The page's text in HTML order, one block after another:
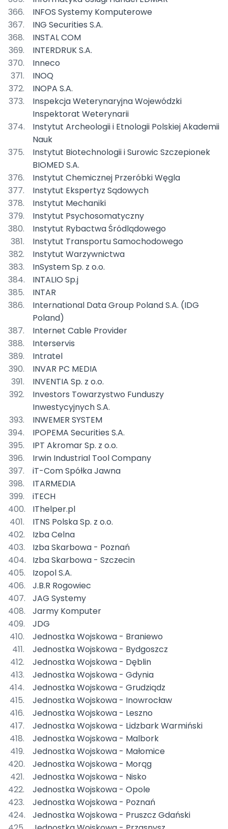
INFOS Systemy Komputerowe
ING Securities S.A.
INSTAL COM
INTERDRUK S.A.
Inneco
INOQ
INOPA S.A.
Inspekcja Weterynaryjna Wojewódzki
Inspektorat Weterynarii
Instytut Archeologii i Etnologii Polskiej Akademii
Nauk
Instytut Biotechnologii i Surowic Szczepionek
BIOMED S.A.
Instytut Chemicznej Przeróbki Węgla
Instytut Ekspertyz Sądowych
Instytut Mechaniki
Instytut Psychosomatyczny
Instytut Rybactwa Śródlądowego
Instytut Transportu Samochodowego
Instytut Warzywnictwa
InSystem Sp. z o.o.
INTALIO Sp.j
INTAR
International Data Group Poland S.A. (IDG
Poland)
Internet Cable Provider
Interservis
Intratel
INVAR PC MEDIA
INVENTIA Sp. z o.o.
Investors Towarzystwo Funduszy
Inwestycyjnych S.A.
INWEMER SYSTEM
IPOPEMA Securities S.A.
IPT Akromar Sp. z o.o.
Irwin Industrial Tool Company
iT-Com Spółka Jawna
ITARMEDIA
iTECH
IThelper.pl
ITNS Polska Sp. z o.o.
Izba Celna
Izba Skarbowa - Poznań
Izba Skarbowa - Szczecin
Izopol S.A.
J.B.R Rogowiec
JAG Systemy
Jarmy Komputer
JDG
Jednostka Wojskowa - Braniewo
Jednostka Wojskowa - Bydgoszcz
Jednostka Wojskowa - Dęblin
Jednostka Wojskowa - Gdynia
Jednostka Wojskowa - Grudziądz
Jednostka Wojskowa - Inowrocław
Jednostka Wojskowa - Leszno
Jednostka Wojskowa - Lidzbark Warmiński
Jednostka Wojskowa - Malbork
Jednostka Wojskowa - Małomice
Jednostka Wojskowa - Morąg
Jednostka Wojskowa - Nisko
Jednostka Wojskowa - Opole
Jednostka Wojskowa - Poznań
Jednostka Wojskowa - Pruszcz Gdański